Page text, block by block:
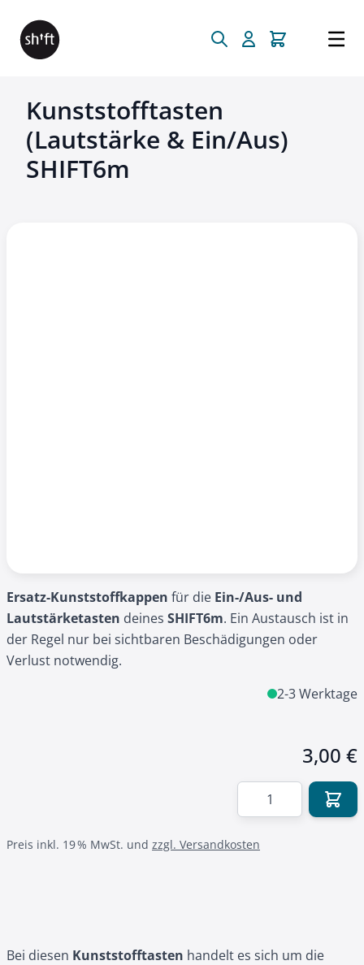
Kunststofftasten
(Lautstärke & Ein/Aus)
SHIFT6m
Ersatz-Kunststoffkappen für die Ein-/Aus- und
Lautstärketasten deines SHIFT6m. Ein Austausch ist in
der Regel nur bei sichtbaren Beschädigungen oder
Verlust notwendig.
2-3 Werktage
3,00 €
Menge
Preis inkl. 19 % MwSt. und zzgl. Versandkosten
Bei diesen Kunststofftasten handelt es sich um die